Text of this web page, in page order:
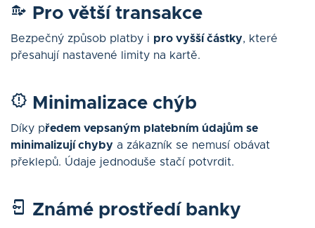
Pro větší transakce
Bezpečný způsob platby i pro vyšší částky, které
přesahují nastavené limity na kartě.
Minimalizace chýb
Díky předem vepsaným platebním údajům se
minimalizují chyby a zákazník se nemusí obávat
překlepů. Údaje jednoduše stačí potvrdit.
Známé prostředí banky